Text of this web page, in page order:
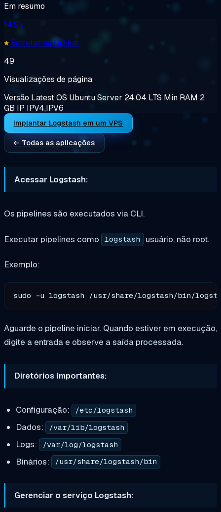
Em resumo
14.9k
Estrelas no GitHub
49
Visualizações de página
Versão LatestOS Ubuntu Server 24.04 LTS Min RAM 2
GB IP IPV4,IPV6
Implantar Logstash em um VPS
← Todas as aplicações
Acessar Logstash:
Os pipelines são executados via CLI.
Executar pipelines como logstash usuário, não root.
Exemplo:
Aguarde o pipeline iniciar. Quando estiver em execução,
digite a entrada e observe a saída processada.
Diretórios Importantes:
Configuração: /etc/logstash
Dados: /var/lib/logstash
Logs: /var/log/logstash
Binários: /usr/share/logstash/bin
Gerenciar o serviço Logstash: